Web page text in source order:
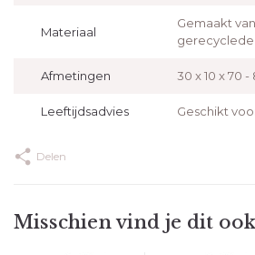
Materiaal
Gemaakt
gerecyclede
Afmetingen 30 x 10 x 70
Leeftijdsadvies Geschikt
Delen
Misschien vind je dit